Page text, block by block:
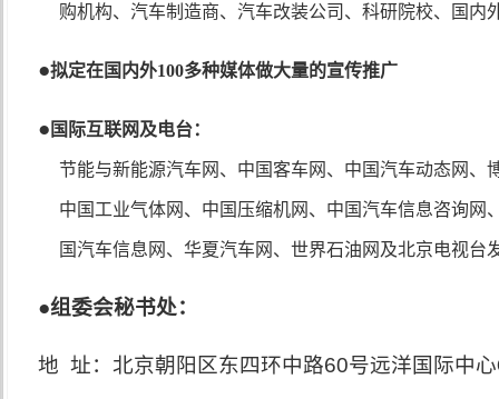
购机构、汽车制造商、汽车改装公司、科研院校、国内
●拟定在国内外100多种媒体做大量的宣传推广
● 国际互联网及电台：
节能与新能源汽车网、中国客车网、中国汽车动态网、
中国工业气体网、中国压缩机网、中国汽车信息咨询网
国汽车信息网、华夏汽车网、世界石油网及北京电视台
●组委会秘书处：
地 址：北京朝阳区东四环中路60号远洋国际中心